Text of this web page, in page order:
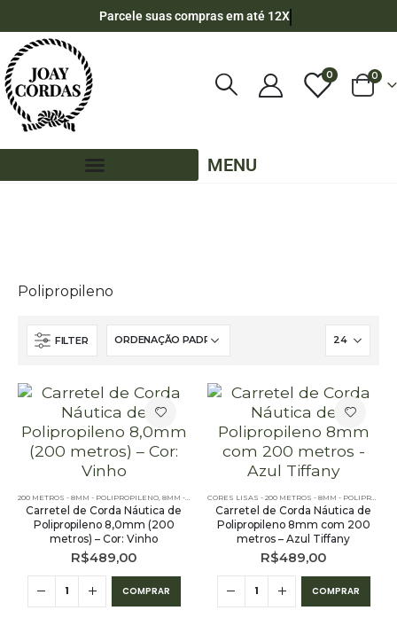
Parcele suas compras em até 12X
0 0
MENU
Polipropileno
FILTER
200 METROS - 8MM - POLIPROPILENO 8MM - POLIPROPILENO , CORES LISAS - 200 METROS - 8MM -
Carretel de Corda Náutica de
Polipropileno 8,0mm (200
metros) – Cor: Vinho
R$489,00
COMPRAR
Carretel de Corda Náutica de
Polipropileno 8mm com 200
metros – Azul Tiffany
R$489,00
COMPRAR